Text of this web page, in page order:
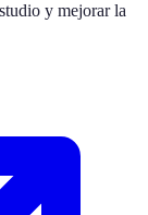
y mejorar la